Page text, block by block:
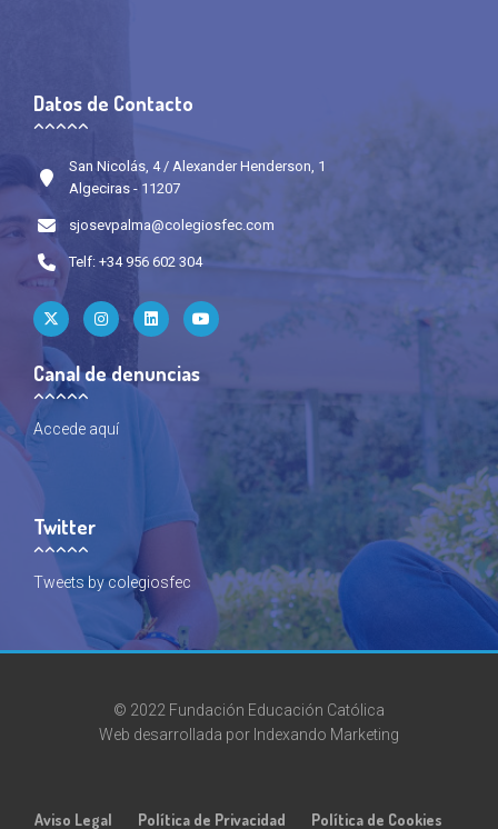
Datos de Contacto
San Nicolás, 4 / Alexander Henderson, 1
Algeciras - 11207
sjosevpalma@colegiosfec.com
Telf: +34 956 602 304
Canal de denuncias
Accede aquí
Twitter
Tweets by colegiosfec
© 2022 Fundación Educación Católica
Web desarrollada por Indexando Marketing
Aviso Legal Política de Privacidad Política de Cookies